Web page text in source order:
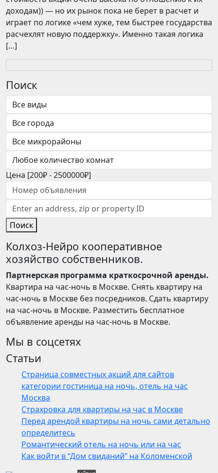
доходам)) — но их рынок пока не берет в расчет и
играет по логике «чем хуже, тем быстрее государства
расчехлят новую поддержку». Именно такая логика
[…]
Поиск
Цена [200₽-2500000₽]
Поиск
Колхоз-Нейро кооперативное
хозяйство собственников.
Партнерская программа краткосрочной аренды.
Квартира на час-ночь в Москве. Снять квартиру на
час-ночь в Москве без посредников. Сдать квартиру
на час-ночь в Москве. Разместить бесплатное
объявление аренды на час-ночь в Москве.
Мы в соцсетях
Статьи
Страница совместных акций для сайтов
категории гостиница на ночь, отель на час
Москва
Страхровка для квартиры на час в Москве
Перед арендой квартиры на ночь сами детально
определитесь
Романтический отель на ночь или на час
Как войти в “Дом свиданий” на Коломенской